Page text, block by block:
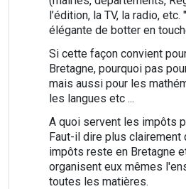
l’édition, la TV, la radio,
élégante de botter en
Si cette façon convient
Bretagne, pourquoi pas
mais aussi pour les
les langues etc ...
A quoi servent les impôts
Faut-il dire plus clairement
impôts reste en Bretagne
organisent eux mêmes
toutes les matières.